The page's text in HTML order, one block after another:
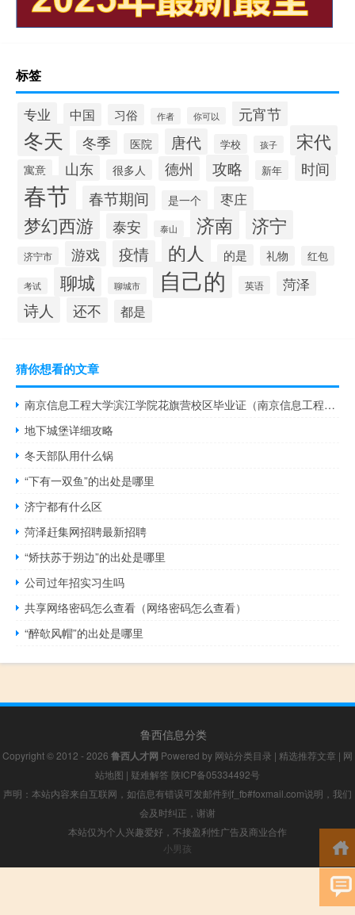
标签
专业 中国 习俗 作者 你可以 元宵节
冬天 冬季 医院 唐代 学校 孩子 宋代
寓意 山东 很多人 德州 攻略 新年 时间
春节 春节期间 是一个 枣庄
梦幻西游 泰安 泰山 济南 济宁
济宁市 游戏 疫情 的人 的是 礼物 红包
考试 聊城 聊城市 自己的 英语 菏泽
诗人 还不 都是
猜你想看的文章
南京信息工程大学滨江学院花旗营校区毕业证（南京信息工程大学滨江学院花旗营校区）
地下城堡详细攻略
冬天部队用什么锅
“下有一双鱼”的出处是哪里
济宁都有什么区
菏泽赶集网招聘最新招聘
“矫扶苏于朔边”的出处是哪里
公司过年招实习生吗
共享网络密码怎么查看（网络密码怎么查看）
“醉欹风帽”的出处是哪里
鲁西信息分类
Copyright © 2012 - 2026 鲁西人才网 Powered by 网站分类目录 | 精选推荐文章 | 网
站地图 | 疑难解答 陕ICP备05334492号
声明：本站内容来自互联网，如信息有错误可发邮件到f_fb#foxmail.com说明，我们
会及时纠正，谢谢
本站仅为个人兴趣爱好，不接盈利性广告及商业合作
小男孩